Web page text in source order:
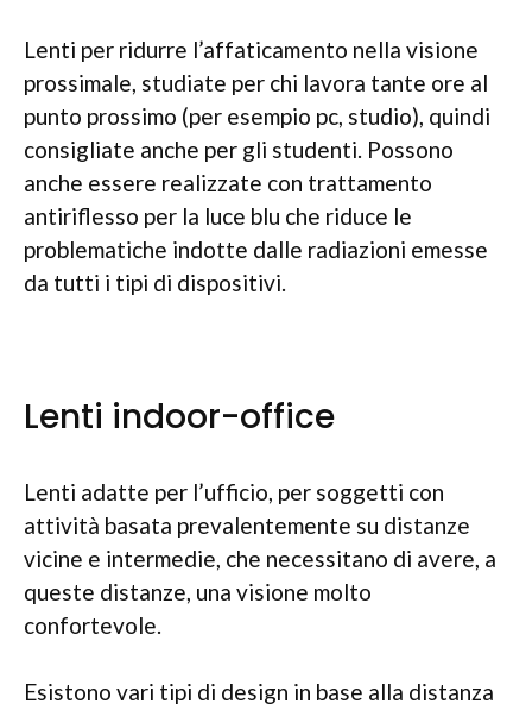
Lenti per ridurre l’affaticamento nella visione
prossimale, studiate per chi lavora tante ore al
punto prossimo (per esempio pc, studio), quindi
consigliate anche per gli studenti. Possono
anche essere realizzate con trattamento
antiriflesso per la luce blu che riduce le
problematiche indotte dalle radiazioni emesse
da tutti i tipi di dispositivi.
Lenti indoor-office
Lenti adatte per l’ufficio, per soggetti con
attività basata prevalentemente su distanze
vicine e intermedie, che necessitano di avere, a
queste distanze, una visione molto
confortevole.
Esistono vari tipi di design in base alla distanza